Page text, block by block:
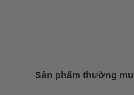
Sản phẩm thường